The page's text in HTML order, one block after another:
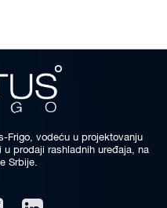
Frigo, vodeću u projektovanju
prodaji rashladnih uređaja, na
Srbije.